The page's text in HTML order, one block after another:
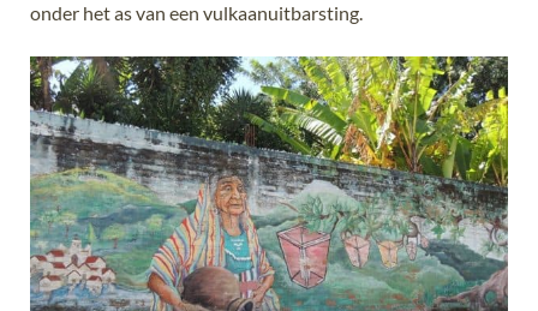
onder het as van een vulkaanuitbarsting.